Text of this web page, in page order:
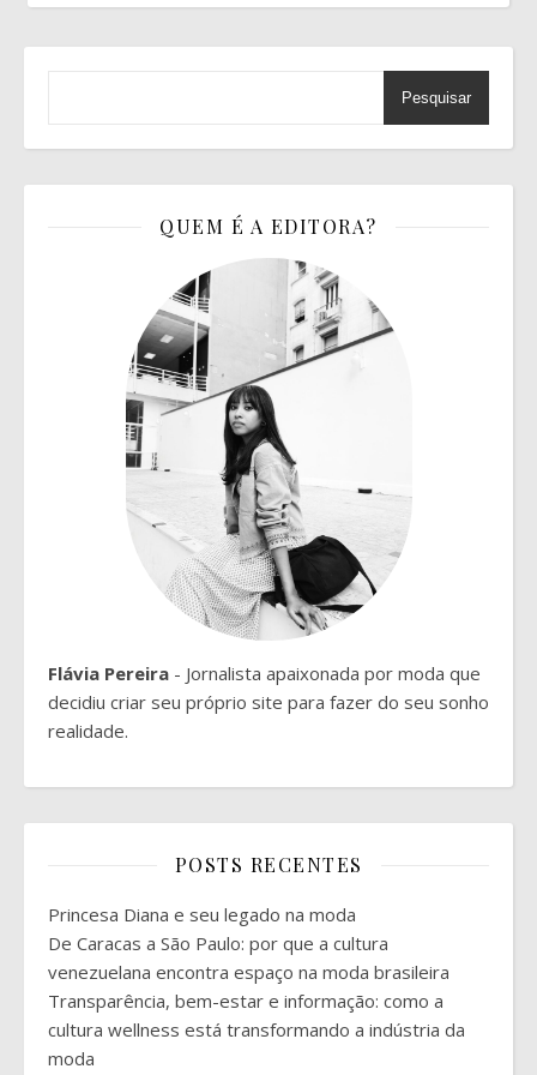
Pesquisar
QUEM É A EDITORA?
Flávia Pereira - Jornalista apaixonada por moda que
decidiu criar seu próprio site para fazer do seu sonho
realidade.
POSTS RECENTES
Princesa Diana e seu legado na moda
De Caracas a São Paulo: por que a cultura
venezuelana encontra espaço na moda brasileira
Transparência, bem-estar e informação: como a
cultura wellness está transformando a indústria da
moda